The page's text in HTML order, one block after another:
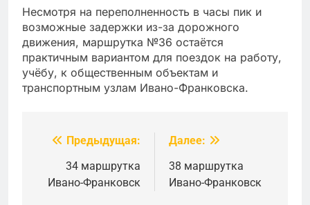
Несмотря на переполненность в часы пик и
возможные задержки из-за дорожного
движения, маршрутка №36 остаётся
практичным вариантом для поездок на работу,
учёбу, к общественным объектам и
транспортным узлам Ивано-Франковска.
Навигация
записям
Предыдущая:
34 маршрутка
Ивано-Франковск
Далее:
38 маршрутка
Ивано-Франковск